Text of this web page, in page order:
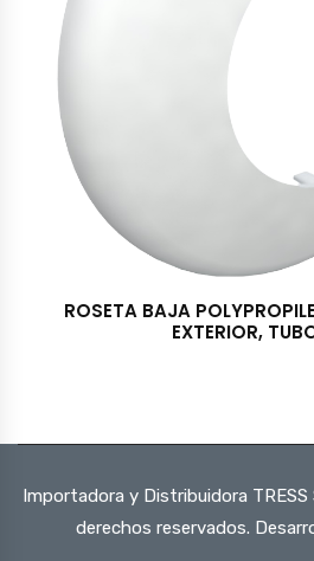
ROSETA BAJA
EXTERIOR,
Importadora y Distribuidora
derechos reservados.